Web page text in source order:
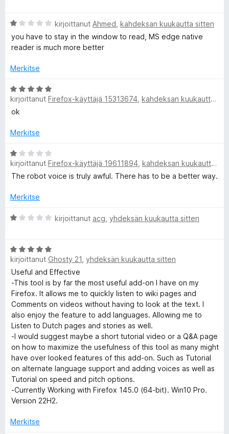
d
:
A
T
e
x
t
t
o
S
p
e
e
c
h
V
o
5
/
5
o
t
5
5
A
r
v
o
t
u
1
5
kirjoittanut Ahmed kahdeksan kuukautta sitten
you have to stay in the window to read, MS edge native
reader is much more better
Merkitse
A
r
v
o
t
u
5
5
kirjoittanut Firefox-käyttäjä 15313674 kahdeksan kuukautta sitten
ok
Merkitse
A
r
v
o
t
/
5
kirjoittanut Firefox-käyttäjä 19611894 kahdeksan kuukautta sitten
The robot voice is truly awful. There has to be a better way.
Merkitse
A
i
o
t
u
1
/
5
kirjoittanut acg yhdeksän kuukautta sitten
A
r
v
o
t
u
5
/
5
kirjoittanut Ghosty 21 yhdeksän kuukautta sitten
Useful and Effective
-This tool is by far the most useful add-on I have on my
Firefox. It allows me to quickly listen to wiki pages and
Comments on videos without having to look at the text. I
also enjoy the feature to add languages. Allowing me to
Listen to Dutch pages and stories as well.
-I would suggest maybe a short tutorial video or a Q&A page
on how to maximize the usefulness of this tool as many might
have over looked features of this add-on. Such as Tutorial
on alternate language support and adding voices as well as
Tutorial on speed and pitch options.
-Currently Working with Firefox 145.0 (64-bit). Win10 Pro.
Version 22H2.
Merkitse